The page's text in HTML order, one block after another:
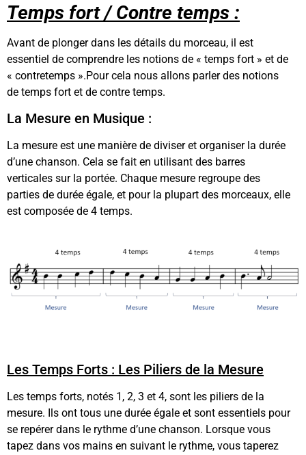
Temps fort / Contre temps :
Avant de plonger dans les détails du morceau, il est
essentiel de comprendre les notions de « temps fort » et de
« contretemps ».Pour cela nous allons parler des notions
de temps fort et de contre temps.
La Mesure en Musique :
La mesure est une manière de diviser et organiser la durée
d’une chanson. Cela se fait en utilisant des barres
verticales sur la portée. Chaque mesure regroupe des
parties de durée égale, et pour la plupart des morceaux, elle
est composée de 4 temps.
Les Temps Forts : Les Piliers de la Mesure
Les temps forts, notés 1, 2, 3 et 4, sont les piliers de la
mesure. Ils ont tous une durée égale et sont essentiels pour
se repérer dans le rythme d’une chanson. Lorsque vous
tapez dans vos mains en suivant le rythme, vous taperez